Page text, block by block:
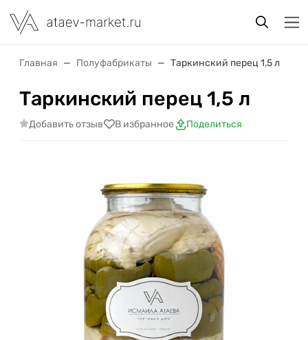
Главная Полуфабрикаты Таркинский перец 1,5 л
Таркинский перец 1,5 л
Добавить отзыв В избранное Поделиться